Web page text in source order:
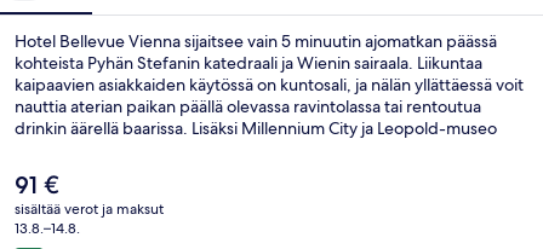
Hotel Bellevue Vienna sijaitsee vain 5 minuutin ajomatkan päässä
kohteista Pyhän Stefanin katedraali ja Wienin sairaala. Liikuntaa
kaipaavien asiakkaiden käytössä on kuntosali, ja nälän yllättäessä voit
nauttia aterian paikan päällä olevassa ravintolassa tai rentoutua
drinkin äärellä baarissa. Lisäksi Millennium City ja Leopold-museo
ja majoituspaikan yleiskunto ovat myös asioita, joista matkailijat
pitävät. Majoituspaikka sijaitsee lyhyen kävelymatkan päässä julkisen
liikenteen yhteyksistä: Franz Josefsin S-Bahn-asema sijaitsee vain
muutaman askeleen päässä ja Franz-Josefs-Bahnhofin
Nykyinen
hinta
on
91 €
sisältää verot ja maksut
13.8.–14.8.